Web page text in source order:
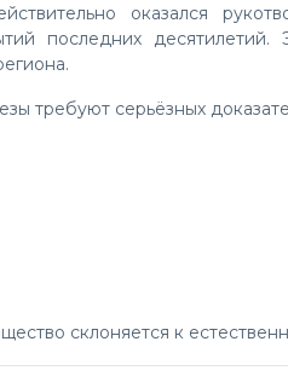
последних
требуют серьёзных
склоняется к